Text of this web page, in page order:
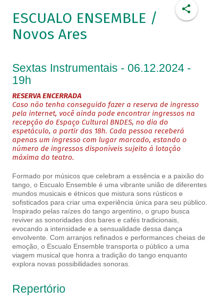
ESCUALO ENSEMBLE /
Novos Ares
Sextas Instrumentais - 06.12.2024 -
19h
RESERVA ENCERRADA
Caso não tenha conseguido fazer a reserva de ingresso
pela internet, você ainda pode encontrar ingressos na
recepção do Espaço Cultural BNDES, no dia do
espetáculo, a partir das 18h. Cada pessoa receberá
apenas um ingresso com lugar marcado, estando o
número de ingressos disponíveis sujeito à lotação
máxima do teatro.
Formado por músicos que celebram a essência e a paixão do
tango, o Escualo Ensemble é uma vibrante união de diferentes
mundos musicais e étnicos que mistura sons rústicos e
sofisticados para criar uma experiência única para seu público.
Inspirado pelas raízes do tango argentino, o grupo busca
reviver as sonoridades dos bares e cafés tradicionais,
evocando a intensidade e a sensualidade dessa dança
envolvente. Com arranjos refinados e performances cheias de
emoção, o Escualo Ensemble transporta o público a uma
viagem musical que honra a tradição do tango enquanto
explora novas possibilidades sonoras.
Repertório